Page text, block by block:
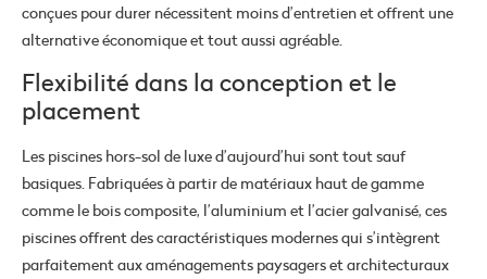
conçues pour durer nécessitent moins d’entretien et offrent une
alternative économique et tout aussi agréable.
Flexibilité dans la conception et le
placement
Les piscines hors-sol de luxe d’aujourd’hui sont tout sauf
basiques. Fabriquées à partir de matériaux haut de gamme
comme le bois composite, l’aluminium et l’acier galvanisé, ces
piscines offrent des caractéristiques modernes qui s’intègrent
parfaitement aux aménagements paysagers et architecturaux